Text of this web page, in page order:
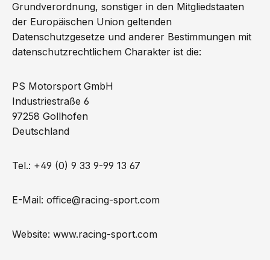
Grundverordnung, sonstiger in den Mitgliedstaaten
der Europäischen Union geltenden
Datenschutzgesetze und anderer Bestimmungen mit
datenschutzrechtlichem Charakter ist die:
PS Motorsport GmbH
Industriestraße 6
97258 Gollhofen
Deutschland
Tel.: +49 (0) 9 33 9-99 13 67
E-Mail: office@racing-sport.com
Website: www.racing-sport.com